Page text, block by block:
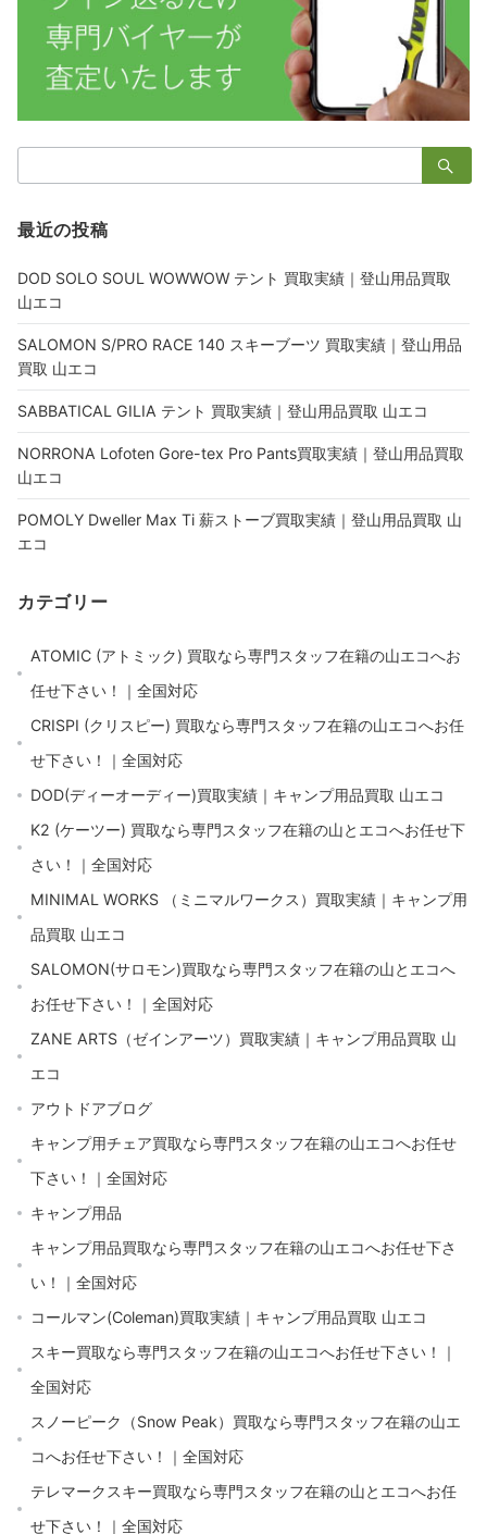
索：
最近の投稿
DOD SOLO SOUL WOWWOW テント 買取実績｜登山用品買取
山エコ
SALOMON S/PRO RACE 140 スキーブーツ 買取実績｜登山用品
買取 山エコ
SABBATICAL GILIA テント 買取実績｜登山用品買取 山エコ
NORRONA Lofoten Gore-tex Pro Pants買取実績｜登山用品買取
山エコ
POMOLY Dweller Max Ti 薪ストーブ買取実績｜登山用品買取 山
エコ
カテゴリー
ATOMIC (アトミック) 買取なら専門スタッフ在籍の山エコへお
任せ下さい！｜全国対応
CRISPI (クリスピー) 買取なら専門スタッフ在籍の山エコへお任
せ下さい！｜全国対応
DOD(ディーオーディー)買取実績｜キャンプ用品買取 山エコ
K2 (ケーツー) 買取なら専門スタッフ在籍の山とエコへお任せ下
さい！｜全国対応
MINIMAL WORKS （ミニマルワークス）買取実績｜キャンプ用
品買取 山エコ
SALOMON(サロモン)買取なら専門スタッフ在籍の山とエコへ
お任せ下さい！｜全国対応
ZANE ARTS（ゼインアーツ）買取実績｜キャンプ用品買取 山
エコ
アウトドアブログ
キャンプ用チェア買取なら専門スタッフ在籍の山エコへお任せ
下さい！｜全国対応
キャンプ用品
キャンプ用品買取なら専門スタッフ在籍の山エコへお任せ下さ
い！｜全国対応
コールマン(Coleman)買取実績｜キャンプ用品買取 山エコ
スキー買取なら専門スタッフ在籍の山エコへお任せ下さい！｜
全国対応
スノーピーク（Snow Peak）買取なら専門スタッフ在籍の山エ
コへお任せ下さい！｜全国対応
テレマークスキー買取なら専門スタッフ在籍の山とエコへお任
せ下さい！｜全国対応